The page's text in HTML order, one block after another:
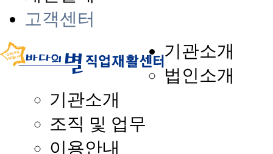
고객센터
기관소개
법인소개
기관소개
조직 및 업무
이용안내